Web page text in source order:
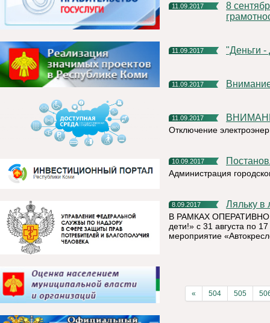
11.09.2017
8 сентября 2017г в России проходил День финансовой
11.09.2017 "Деньги
11.09.2017
11.09.2017
Отключение
10.09.2017
Администрация
8.09.2017 Ляльку
В РАМКАХ
дети!» с 31 августа по
мероприятие
« 504 505